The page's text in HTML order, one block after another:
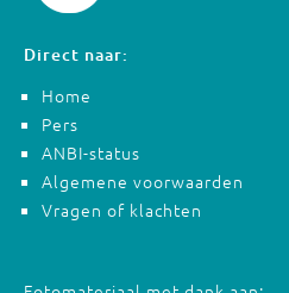
Direct naar:
Home
Pers
ANBI-status
Algemene voorwaarden
Vragen of klachten